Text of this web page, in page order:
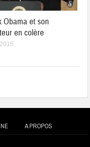
Obama et son
en colère
A PROPOS